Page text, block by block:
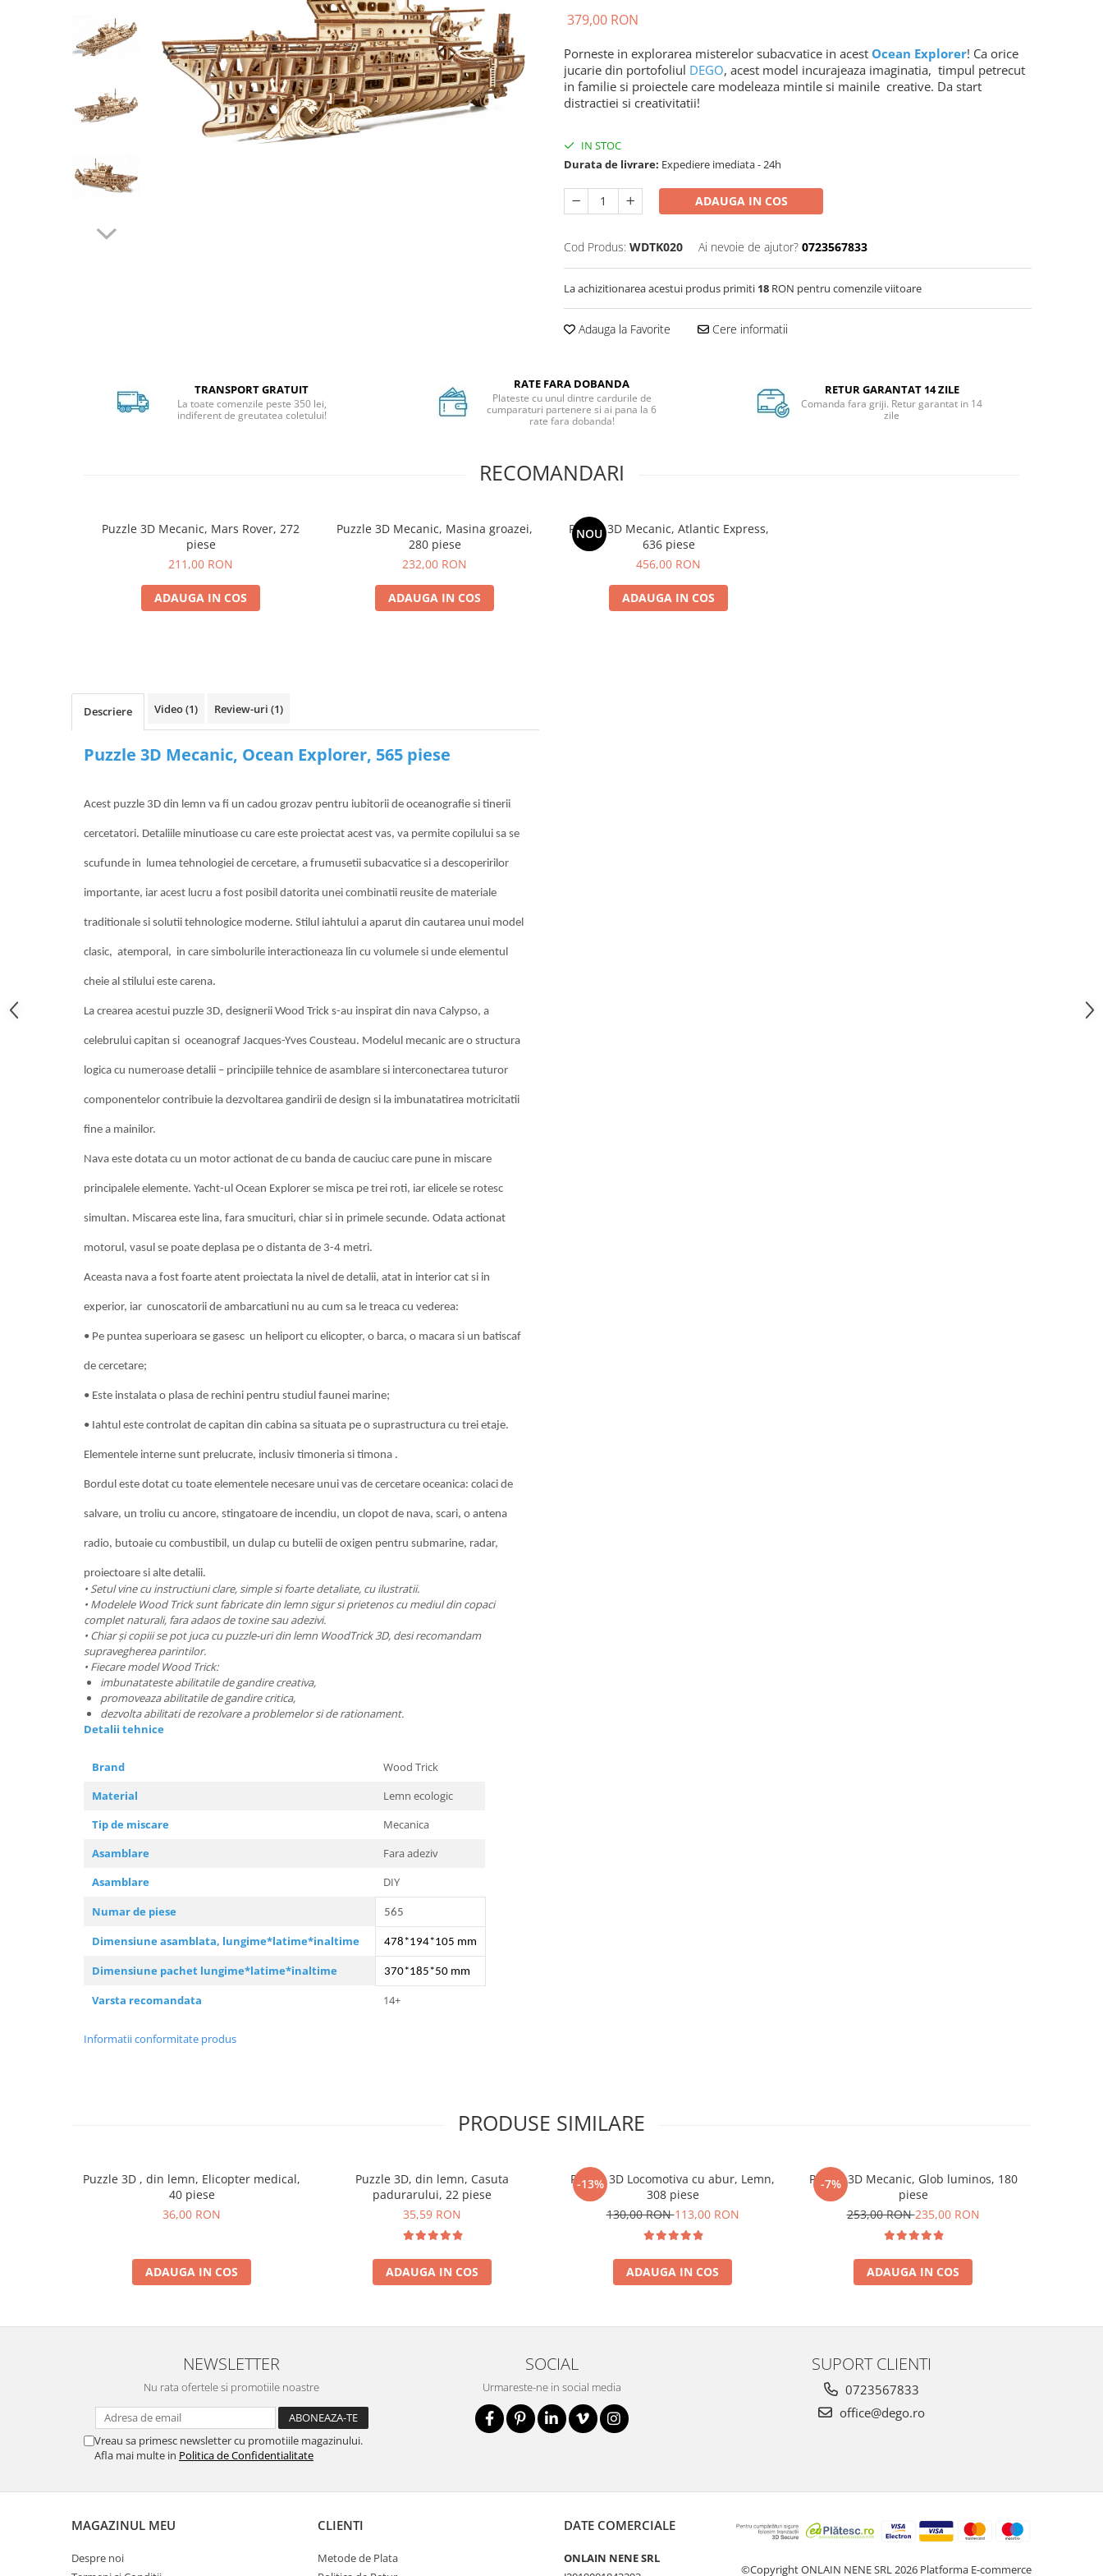
379,00 RON
Porneste in explorarea misterelor subacvatice in acest Ocean Explorer! Ca orice
jucarie din portofoliul DEGO, acest model incurajeaza imaginatia, timpul petrecut
in familie si proiectele care modeleaza mintile si mainile creative. Da start
distractiei si creativitatii!
IN STOC
Durata de livrare: Expediere imediata - 24h
ADAUGA IN COS
Cod Produs: WDTK020 Ai nevoie de ajutor? 0723567833
La achizitionarea acestui produs primiti 18 RON pentru comenzile viitoare
Adauga la Favorite Cere informatii
TRANSPORT GRATUIT
La toate comenzile peste 350 lei,
indiferent de greutatea coletului!
RATE FARA DOBANDA
Plateste cu unul dintre cardurile de
cumparaturi partenere si ai pana la 6
rate fara dobanda!
RETUR GARANTAT 14 ZILE
Comanda fara griji. Retur garantat in 14
zile
RECOMANDARI
Puzzle 3D Mecanic, Mars Rover, 272
piese
211,00 RON
ADAUGA IN COS
Puzzle 3D Mecanic, Masina groazei,
280 piese
232,00 RON
ADAUGA IN COS
NOU
Puzzle 3D Mecanic, Atlantic Express,
636 piese
456,00 RON
ADAUGA IN COS
Descriere Video(1) Review-uri (1)
Puzzle 3D Mecanic, Ocean Explorer, 565 piese
Acest puzzle 3D din lemn va fi un cadou grozav pentru iubitorii de oceanografie si tinerii
cercetatori. Detaliile minutioase cu care este proiectat acest vas, va permite copilului sa se
scufunde in lumea tehnologiei de cercetare, a frumusetii subacvatice si a descoperirilor
importante, iar acest lucru a fost posibil datorita unei combinatii reusite de materiale
traditionale si solutii tehnologice moderne. Stilul iahtului a aparut din cautarea unui model
clasic, atemporal, in care simbolurile interactioneaza lin cu volumele si unde elementul
cheie al stilului este carena.
La crearea acestui puzzle 3D, designerii Wood Trick s-au inspirat din nava Calypso, a
celebrului capitan si oceanograf Jacques-Yves Cousteau. Modelul mecanic are o structura
logica cu numeroase detalii – principiile tehnice de asamblare si interconectarea tuturor
componentelor contribuie la dezvoltarea gandirii de design si la imbunatatirea motricitatii
fine a mainilor.
Nava este dotata cu un motor actionat de cu banda de cauciuc care pune in miscare
principalele elemente. Yacht-ul Ocean Explorer se misca pe trei roti, iar elicele se rotesc
simultan. Miscarea este lina, fara smucituri, chiar si in primele secunde. Odata actionat
motorul, vasul se poate deplasa pe o distanta de 3-4 metri.
Aceasta nava a fost foarte atent proiectata la nivel de detalii, atat in interior cat si in
experior, iar cunoscatorii de ambarcatiuni nu au cum sa le treaca cu vederea:
• Pe puntea superioara se gasesc un heliport cu elicopter, o barca, o macara si un batiscaf
de cercetare;
• Este instalata o plasa de rechini pentru studiul faunei marine;
• Iahtul este controlat de capitan din cabina sa situata pe o suprastructura cu trei etaje.
Elementele interne sunt prelucrate, inclusiv timoneria si timona .
Bordul este dotat cu toate elementele necesare unui vas de cercetare oceanica: colaci de
salvare, un troliu cu ancore, stingatoare de incendiu, un clopot de nava, scari, o antena
radio, butoaie cu combustibil, un dulap cu butelii de oxigen pentru submarine, radar,
proiectoare si alte detalii.
• Setul vine cu instructiuni clare, simple si foarte detaliate, cu ilustratii.
• Modelele Wood Trick sunt fabricate din lemn sigur si prietenos cu mediul din copaci
complet naturali, fara adaos de toxine sau adezivi.
• Chiar și copiii se pot juca cu puzzle-uri din lemn WoodTrick 3D, desi recomandam
supravegherea parintilor.
• Fiecare model Wood Trick:
imbunatateste abilitatile de gandire creativa,
promoveaza abilitatile de gandire critica,
dezvolta abilitati de rezolvare a problemelor si de rationament.
Detalii tehnice
Brand
Wood Trick
Material
Lemn ecologic
Tip de miscare
Mecanica
Asamblare
Fara adeziv
Asamblare
DIY
Numar de piese
565
Dimensiune asamblata, lungime*latime*inaltime 478*194*105 mm
Dimensiune pachet lungime*latime*inaltime 370*185*50 mm
Varsta recomandata 14+
Informatii conformitate produs
PRODUSE SIMILARE
Puzzle 3D , din lemn, Elicopter medical,
40 piese
36,00 RON
ADAUGA IN COS
Puzzle 3D, din lemn, Casuta
padurarului, 22 piese
35,59 RON
ADAUGA IN COS
-13%
Puzzle 3D Locomotiva cu abur, Lemn,
308 piese
130,00 RON113,00 RON
ADAUGA IN COS
-7%
Puzzle 3D Mecanic, Glob luminos, 180
piese
253,00 RON235,00 RON
ADAUGA IN COS
NEWSLETTER
Nu rata ofertele si promotiile noastre
Vreau sa primesc newsletter cu promotiile magazinului.
Afla mai multe in Politica de Confidentialitate
SOCIAL
Urmareste-ne in social media
SUPORT CLIENTI
0723567833
office@dego.ro
MAGAZINUL MEU
Despre noi
CLIENTI
Metode de Plata
DATE COMERCIALE
ONLAIN NENE SRL
©Copyright ONLAIN NENE SRL 2026 Platforma E-commerce